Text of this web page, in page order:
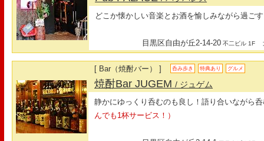
どこか懐かしい音楽とお酒を愉しみながら過ご
目黒区自由が丘2-14-20 不二ビル 1F
[ Bar（焼酎バー） ] 呑み歩き 特典あり グルメ
焼酎Bar JUGEM/ ジュゲム
静かにゆっくり呑むのも良し！語り合いながら
んでも1杯サービス！）